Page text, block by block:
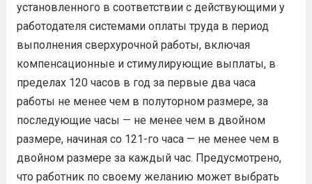
установленного в соответствии с действующими у
работодателя системами оплаты труда в период
выполнения сверхурочной работы, включая
компенсационные и стимулирующие выплаты, в
пределах 120 часов в год за первые два часа
работы не менее чем в полуторном размере, за
последующие часы — не менее чем в двойном
размере, начиная со 121-го часа — не менее чем в
двойном размере за каждый час. Предусмотрено,
что работник по своему желанию может выбрать